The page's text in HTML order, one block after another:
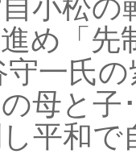
小松
進め「
一氏
母と子
平和